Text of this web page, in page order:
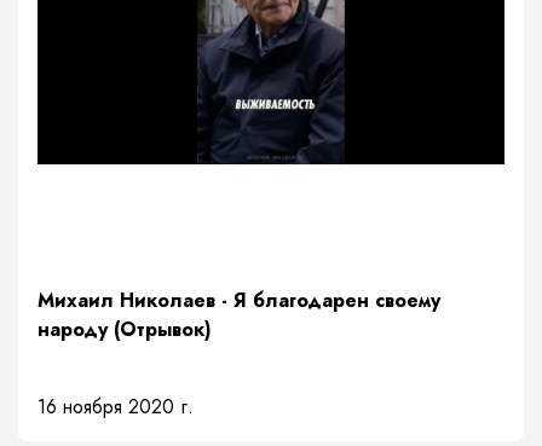
Михаил Николаев - Я благодарен своему
народу (Отрывок)
16 ноября 2020 г.